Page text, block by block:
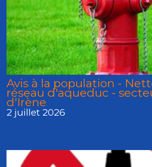
Avis à la population -
réseau d'aqueduc -
d'Irène
2 juillet 2026